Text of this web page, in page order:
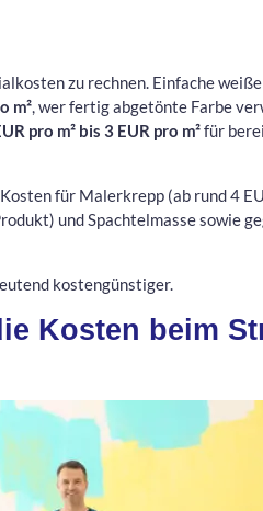
zu rechnen. Einfache
m², wer fertig abgetönte Farbe
pro m² bis 3 EUR pro m²für
für Malerkrepp (ab rund 4
und Spachtelmasse sowie
kostengünstiger.
Kosten beim